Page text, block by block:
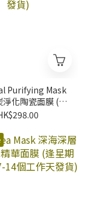
Purifying Mask
淨化陶瓷面膜 (逢
單後7-14個工作